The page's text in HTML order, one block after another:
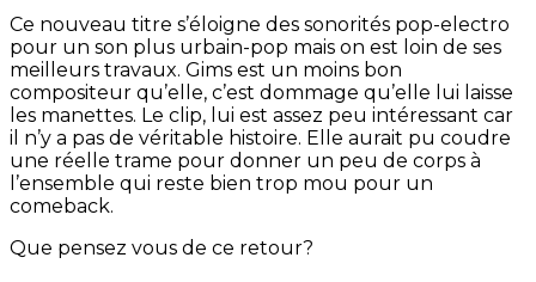
Ce nouveau titre s’éloigne des sonorités pop-electro
pour un son plus urbain-pop mais on est loin de ses
meilleurs travaux. Gims est un moins bon
compositeur qu’elle, c’est dommage qu’elle lui laisse
les manettes. Le clip, lui est assez peu intéressant car
il n’y a pas de véritable histoire. Elle aurait pu coudre
une réelle trame pour donner un peu de corps à
l’ensemble qui reste bien trop mou pour un
comeback.
Que pensez vous de ce retour?